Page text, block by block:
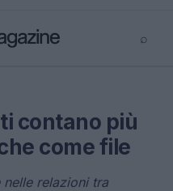
⌕
contano più
come file
relazioni tra